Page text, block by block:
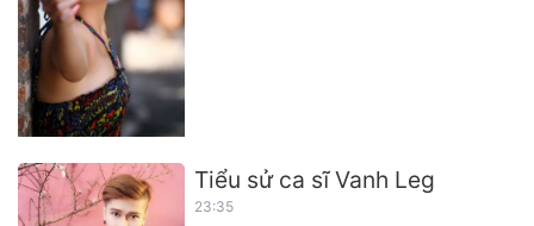
Tiểu sử ca sĩ Vanh Leg
23:35